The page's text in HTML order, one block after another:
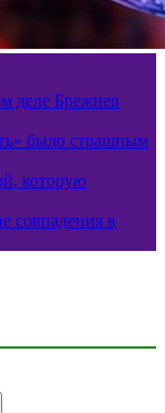
деле Брежнев
было страшным
которую
совпадения в